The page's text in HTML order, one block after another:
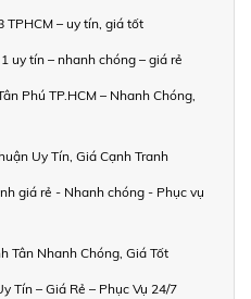
TPHCM – uy tín, giá tốt
uy tín – nhanh chóng – giá rẻ
Phú TP.HCM – Nhanh Chóng,
Uy Tín, Giá Cạnh Tranh
giá rẻ - Nhanh chóng - Phục vụ
Tân Nhanh Chóng, Giá Tốt
Tín – Giá Rẻ – Phục Vụ 24/7